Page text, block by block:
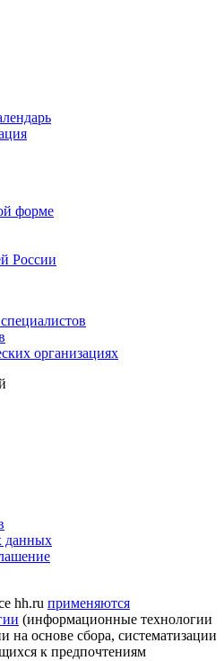
форме
России
организациях
данных
hh.ru применяются
(информационные технологии
на основе сбора, систематизации
к предпочтениям